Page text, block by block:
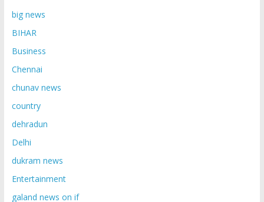
big news
BIHAR
Business
Chennai
chunav news
country
dehradun
Delhi
dukram news
Entertainment
galand news on if